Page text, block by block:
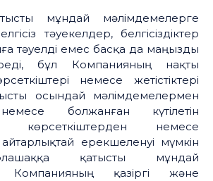
мұндай мәлімдемелерге
тәуекелдер, белгісіздіктер
тәуелді емес басқа да маңызды
бұл Компанияның нақты
немесе жетістіктері
осындай мәлімдемелермен
болжанған күтілетін
көрсеткіштерден немесе
айтарлықтай ерекшеленуі мүмкін
қатысты мұндай
Компанияның қазіргі және